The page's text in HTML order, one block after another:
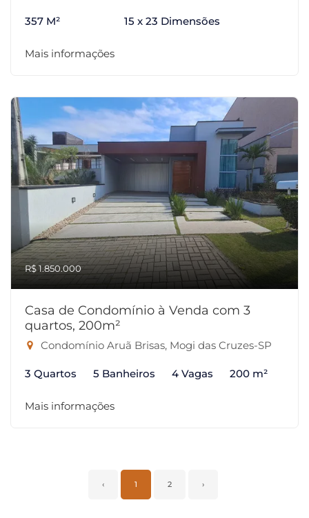
357 M² 15 x 23 Dimensões
Mais informações
R$ 1.850.000
Casa de Condomínio à Venda com 3
quartos, 200m²
Condomínio Aruã Brisas, Mogi das Cruzes-SP
3 Quartos 5 Banheiros 4 Vagas 200 m²
Mais informações
‹ 1 2 ›